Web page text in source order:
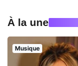
À la une
Musique